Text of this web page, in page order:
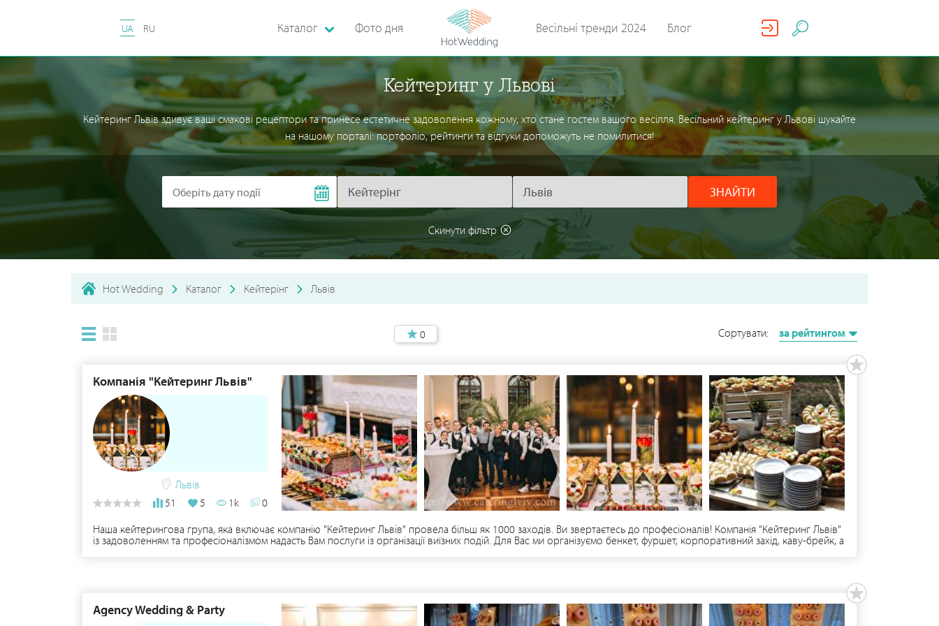
UA RU Каталог Фото дня Весільні тренди 2024 Блог
Кейтеринг у Львові
Кейтеринг Львів здивує ваші смакові рецептори та принесе естетичне задоволення кожному, хто стане гостем вашого весілля. Весільний кейтеринг у Львові шукайте
на нашому порталі: портфоліо, рейтинги та відгуки допоможуть не помилитися!
ЗНАЙТИ
Скинути фільтр
Hot Wedding Каталог Кейтерінг Львів
0 Сортувати: за рейтингом
Компанія "Кейтеринг Львів"
Львів
51
5 1k
0
Наша кейтерингова група, яка включає компанію "Кейтеринг Львів" провела більш як 1000 заходів. Ви звертаєтесь до професіоналів! Компанія "Кейтеринг Львів"
із задоволенням та професіоналізмом надасть Вам послуги із організації виїзних подій. Для Вас ми організуємо бенкет, фуршет, корпоративний захід, каву-брейк, а
Agency Wedding & Party